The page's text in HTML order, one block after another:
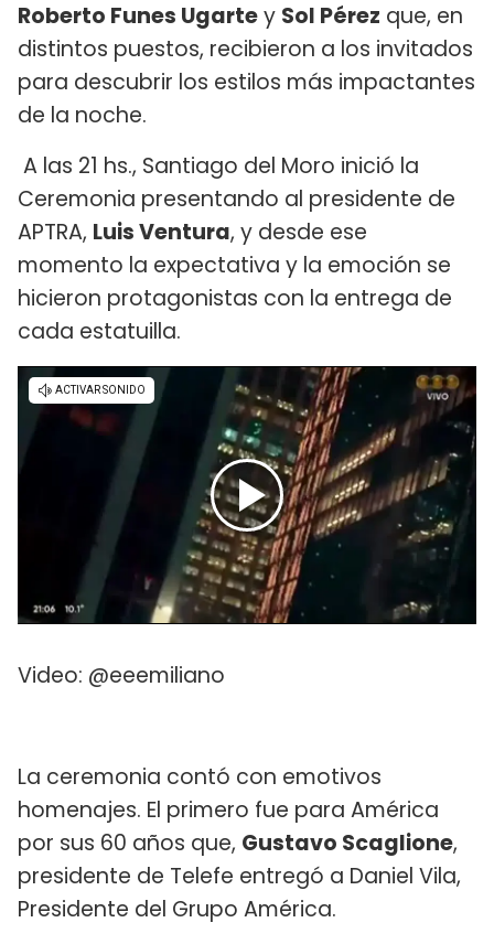
Roberto Funes Ugartey Sol Pérez que, en
distintos puestos, recibieron a los invitados
para descubrir los estilos más impactantes
de la noche.
A las 21 hs., Santiago del Moro inició la
Ceremonia presentando al presidente de
APTRA, Luis Ventura, y desde ese
momento la expectativa y la emoción se
hicieron protagonistas con la entrega de
cada estatuilla.
Video: @eeemiliano
La ceremonia contó con emotivos
homenajes. El primero fue para América
por sus 60 años que, Gustavo Scaglione,
presidente de Telefe entregó a Daniel Vila,
Presidente del Grupo América.